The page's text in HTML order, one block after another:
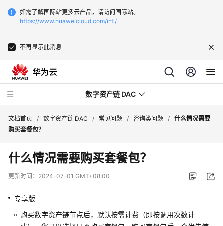
如需了解国际站更多云产品，请访问国际站。
https://www.huaweicloud.com/intl/
不再显示此消息
数字资产链 DAC
新
动
品
文档首页 / 数字资产链 DAC / 常见问题 / 咨询类问题 / 什么情况需要
购买套餐包？
什么情况需要购买套餐包？
更新时间： 2024-07-01 GMT+08:00
专享版
购买数字资产链节点后，默认按需计费（即按调用次数计